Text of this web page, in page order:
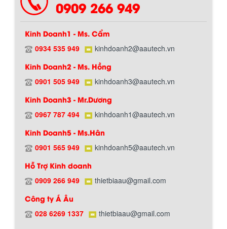
0909 266 949
Kinh Doanh1 - Ms. Cẩm
0934 535 949 kinhdoanh2@aautech.vn
Kinh Doanh2 - Ms. Hồng
0901 505 949 kinhdoanh3@aautech.vn
Kinh Doanh3 - Mr.Dương
0967 787 494 kinhdoanh1@aautech.vn
Kinh Doanh5 - Ms.Hân
0901 565 949 kinhdoanh5@aautech.vn
Hỗ Trợ Kinh doanh
0909 266 949 thietbiaau@gmail.com
Công ty Á Âu
028 6269 1337 thietbiaau@gmail.com